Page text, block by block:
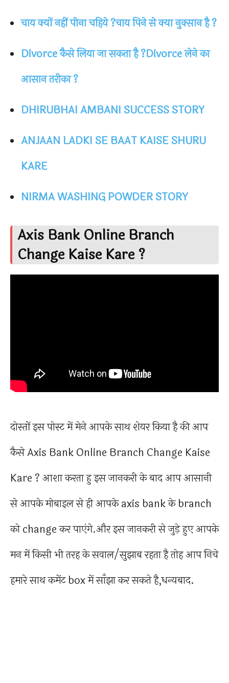
चाय क्यों नहीं पीना चहिये ?चाय पिने से क्या नुक्सान है ?
Divorce कैसे लिया जा सकता है ?Divorce लेने का
आसान तरीका ?
DHIRUBHAI AMBANI SUCCESS STORY
ANJAAN LADKI SE BAAT KAISE SHURU
KARE
NIRMA WASHING POWDER STORY
Axis Bank Online Branch
Change Kaise Kare ?
दोस्तों इस पोस्ट में मेने आपके साथ शेयर किया है की आप
कैसे Axis Bank Online Branch Change Kaise
Kare ? आशा करता हु इस जानकरी के बाद आप आसानी
से आपके मोबाइल से ही आपके axis bank के branch
को change कर पाएंगे.और इस जानकरी से जुड़े हुए आपके
मन में किसी भी तरह के सवाल/सुझाब रहता है तोह आप निचे
हमारे साथ कमेंट box में साँझा कर सकते है,धन्यबाद.